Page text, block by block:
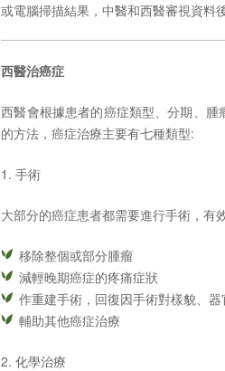
或電腦掃描結果，中醫和西醫審視資料
西醫治癌症
西醫會根據患者的癌症類型、分期、
的方法，癌症治療主要有七種類型:
1. 手術
大部分的癌症患者都需要進行手術，有
移除整個或部分腫瘤
減輕晚期癌症的疼痛症狀
作重建手術，回復因手術對樣貌、
輔助其他癌症治療
2.化學治療